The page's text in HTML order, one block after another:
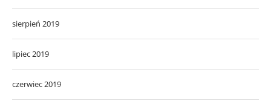
sierpień 2019
lipiec 2019
czerwiec 2019